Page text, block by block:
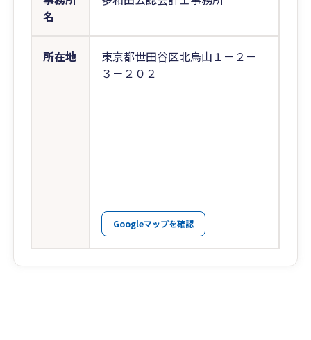
名
所在地
東京都世田谷区北烏山１－２－
３－２０２
Googleマップを確認